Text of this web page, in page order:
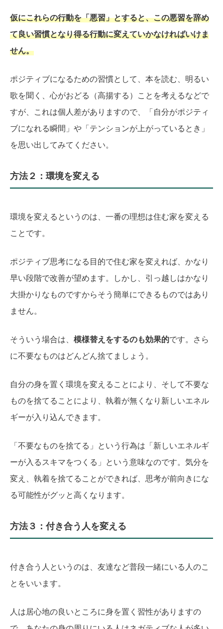
仮にこれらの行動を「悪習」とすると、この悪習を辞め
て良い習慣となり得る行動に変えていかなければいけま
せん。
ポジティブになるための習慣として、本を読む、明るい
歌を聞く、心がおどる（高揚する）ことを考えるなどで
すが、これは個人差がありますので、「自分がポジティ
ブになれる瞬間」や「テンションが上がっているとき」
を思い出してみてください。
方法２：環境を変える
環境を変えるというのは、一番の理想は住む家を変える
ことです。
ポジティブ思考になる目的で住む家を変えれば、かなり
早い段階で改善が望めます。しかし、引っ越しはかなり
大掛かりなものですからそう簡単にできるものではあり
ません。
そういう場合は、 模様替えをするのも効果的です。さら
に不要なものはどんどん捨てましょう。
自分の身を置く環境を変えることにより、そして不要な
ものを捨てることにより、執着が無くなり新しいエネル
ギーが入り込んできます。
「不要なものを捨てる」という行為は「新しいエネルギ
ーが入るスキマをつくる」という意味なのです。気分を
変え、執着を捨てることができれば、思考が前向きにな
る可能性がグッと高くなります。
方法３：付き合う人を変える
付き合う人というのは、友達など普段一緒にいる人のこ
とをいいます。
人は居心地の良いところに身を置く習性がありますの